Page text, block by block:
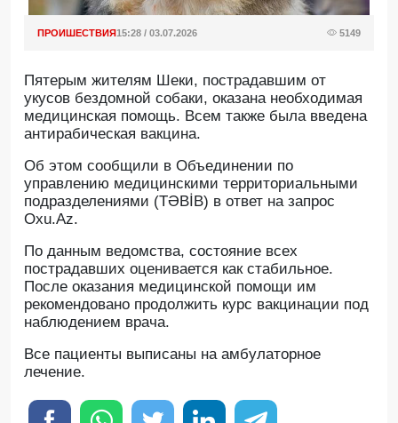
ПРОИШЕСТВИЯ15:28 / 03.07.2026 5149
Пятерым жителям Шеки, пострадавшим от
укусов бездомной собаки, оказана необходимая
медицинская помощь. Всем также была введена
антирабическая вакцина.
Об этом сообщили в Объединении по
управлению медицинскими территориальными
подразделениями (TƏBİB) в ответ на запрос
Oxu.Az.
По данным ведомства, состояние всех
пострадавших оценивается как стабильное.
После оказания медицинской помощи им
рекомендовано продолжить курс вакцинации под
наблюдением врача.
Все пациенты выписаны на амбулаторное
лечение.